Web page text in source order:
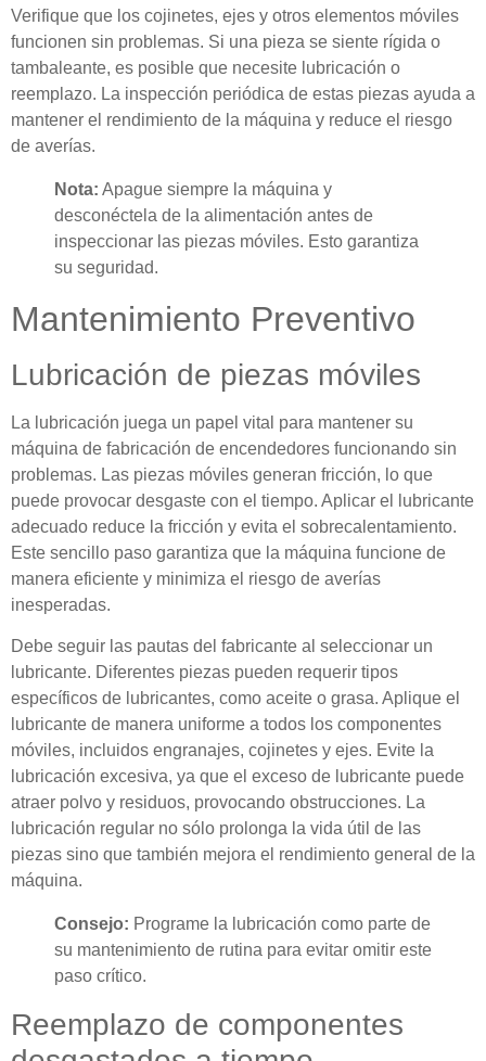
Verifique que los cojinetes, ejes y otros elementos móviles
funcionen sin problemas. Si una pieza se siente rígida o
tambaleante, es posible que necesite lubricación o
reemplazo. La inspección periódica de estas piezas ayuda a
mantener el rendimiento de la máquina y reduce el riesgo
de averías.
Nota: Apague siempre la máquina y
desconéctela de la alimentación antes de
inspeccionar las piezas móviles. Esto garantiza
su seguridad.
Mantenimiento Preventivo
Lubricación de piezas móviles
La lubricación juega un papel vital para mantener su
máquina de fabricación de encendedores funcionando sin
problemas. Las piezas móviles generan fricción, lo que
puede provocar desgaste con el tiempo. Aplicar el lubricante
adecuado reduce la fricción y evita el sobrecalentamiento.
Este sencillo paso garantiza que la máquina funcione de
manera eficiente y minimiza el riesgo de averías
inesperadas.
Debe seguir las pautas del fabricante al seleccionar un
lubricante. Diferentes piezas pueden requerir tipos
específicos de lubricantes, como aceite o grasa. Aplique el
lubricante de manera uniforme a todos los componentes
móviles, incluidos engranajes, cojinetes y ejes. Evite la
lubricación excesiva, ya que el exceso de lubricante puede
atraer polvo y residuos, provocando obstrucciones. La
lubricación regular no sólo prolonga la vida útil de las
piezas sino que también mejora el rendimiento general de la
máquina.
Consejo: Programe la lubricación como parte de
su mantenimiento de rutina para evitar omitir este
paso crítico.
Reemplazo de componentes